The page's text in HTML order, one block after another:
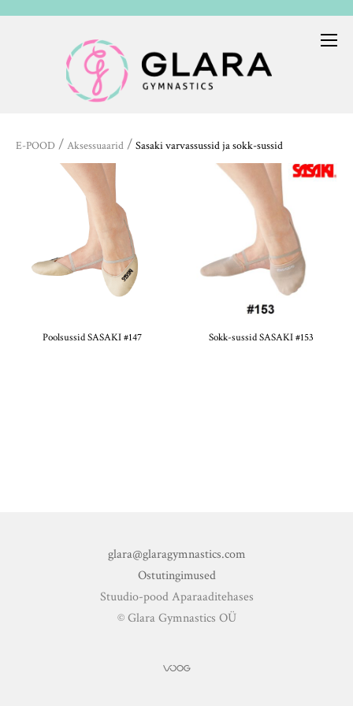
E-POOD / Aksessuaarid / Sasaki varvassussid ja sokk-sussid
Poolsussid SASAKI #147 Sokk-sussid SASAKI #153
glara@glaragymnastics.com
Ostutingimused
Stuudio-pood Aparaaditehases
© Glara Gymnastics OÜ